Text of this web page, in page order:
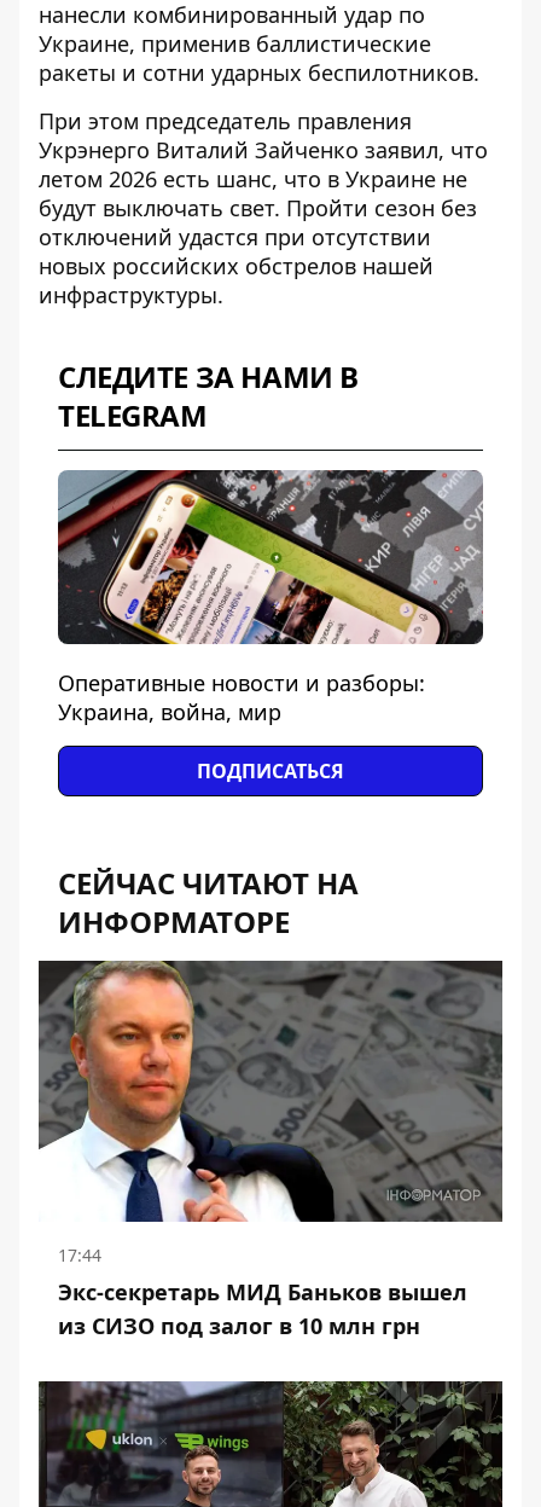
нанесли комбинированный удар по
Украине, применив баллистические
ракеты и сотни ударных беспилотников.
При этом председатель правления
Укрэнерго Виталий Зайченко заявил, что
летом 2026 есть шанс, что в Украине не
будут выключать свет. Пройти сезон без
отключений удастся при отсутствии
новых российских обстрелов нашей
инфраструктуры.
СЛЕДИТЕ ЗА НАМИ В
TELEGRAM
Оперативные новости и разборы:
Украина, война, мир
ПОДПИСАТЬСЯ
СЕЙЧАС ЧИТАЮТ НА
ИНФОРМАТОРЕ
17:44
Экс-секретарь МИД Баньков вышел
из СИЗО под залог в 10 млн грн